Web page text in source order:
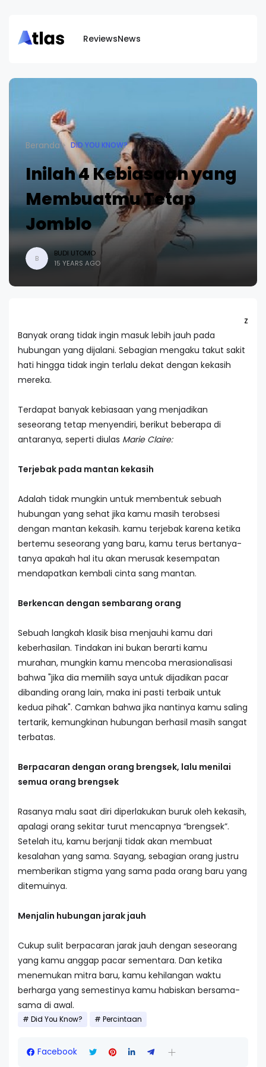
ReviewsNews
Beranda DID YOU KNOW?
Inilah 4 Kebiasaan yang
Membuatmu Tetap
Jomblo
B
BUDI UTOMO
15 YEARS AGO
z
Banyak orang tidak ingin masuk lebih jauh pada
hubungan yang dijalani. Sebagian mengaku takut sakit
hati hingga tidak ingin terlalu dekat dengan kekasih
mereka.
Terdapat banyak kebiasaan yang menjadikan
seseorang tetap menyendiri, berikut beberapa di
antaranya, seperti diulas Marie Claire:
Terjebak pada mantan kekasih
Adalah tidak mungkin untuk membentuk sebuah
hubungan yang sehat jika kamu masih terobsesi
dengan mantan kekasih. kamu terjebak karena ketika
bertemu seseorang yang baru, kamu terus bertanya-
tanya apakah hal itu akan merusak kesempatan
mendapatkan kembali cinta sang mantan.
Berkencan dengan sembarang orang
Sebuah langkah klasik bisa menjauhi kamu dari
keberhasilan. Tindakan ini bukan berarti kamu
murahan, mungkin kamu mencoba merasionalisasi
bahwa "jika dia memilih saya untuk dijadikan pacar
dibanding orang lain, maka ini pasti terbaik untuk
kedua pihak". Camkan bahwa jika nantinya kamu saling
tertarik, kemungkinan hubungan berhasil masih sangat
terbatas.
Berpacaran dengan orang brengsek, lalu menilai
semua orang brengsek
Rasanya malu saat diri diperlakukan buruk oleh kekasih,
apalagi orang sekitar turut mencapnya “brengsek”.
Setelah itu, kamu berjanji tidak akan membuat
kesalahan yang sama. Sayang, sebagian orang justru
memberikan stigma yang sama pada orang baru yang
ditemuinya.
Menjalin hubungan jarak jauh
Cukup sulit berpacaran jarak jauh dengan seseorang
yang kamu anggap pacar sementara. Dan ketika
menemukan mitra baru, kamu kehilangan waktu
berharga yang semestinya kamu habiskan bersama-
sama di awal.
Did You Know? Percintaan
Facebook